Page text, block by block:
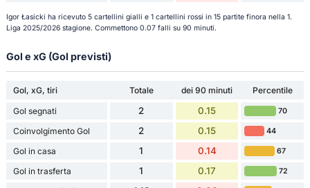
Igor Łasicki ha ricevuto 5 cartellini gialli e 1 cartellini rossi in 15 partite finora nella 1.
Liga 2025/2026 stagione. Commettono 0.07 falli su 90 minuti.
Gol e xG (Gol previsti)
Gol, xG, tiri Totale dei 90 minuti
Percentile
Gol segnati
2 0.15 70
Coinvolgimento Gol 2 0.15 44
Gol in casa 1 0.14 67
Gol in trasferta 1 0.17 72